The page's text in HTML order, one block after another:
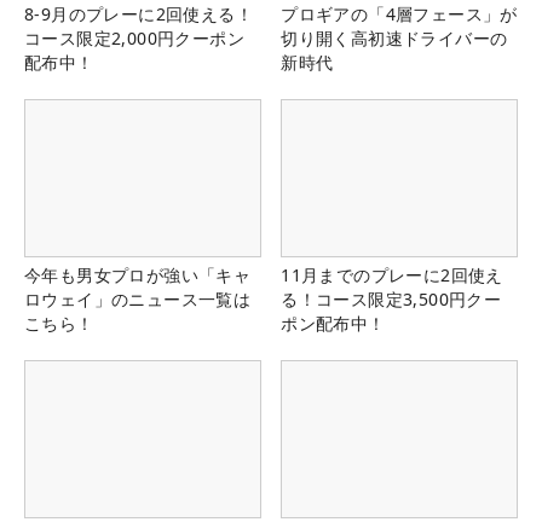
8-9月のプレーに2回使える！
コース限定2,000円クーポン
配布中！
プロギアの「4層フェース」が
切り開く高初速ドライバーの
新時代
今年も男女プロが強い「キャ
ロウェイ」のニュース一覧は
こちら！
11月までのプレーに2回使え
る！コース限定3,500円クー
ポン配布中！